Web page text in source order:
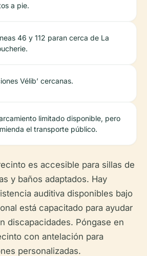
a pie.
46 y 112 paran cerca de La
Vélib’ cercanas.
limitado disponible, pero
el transporte público.
es accesible para sillas de
y baños adaptados. Hay
auditiva disponibles bajo
está capacitado para ayudar
discapacidades. Póngase en
con antelación para
personalizadas.